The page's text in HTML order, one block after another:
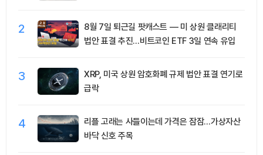
2
8월 7일 퇴근길 팟캐스트 — 미 상원 클래리티
법안 표결 추진…비트코인 ETF 3일 연속 유입
3
XRP, 미국 상원 암호화폐 규제 법안 표결 연기로
급락
4
리플 고래는 사들이는데 가격은 잠잠…가상자산
바닥 신호 주목